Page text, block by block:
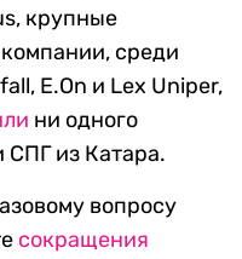
крупные
среди
E.On и Lex Uniper,
ни одного
СПГ из Катара.
вопросу
сокращения